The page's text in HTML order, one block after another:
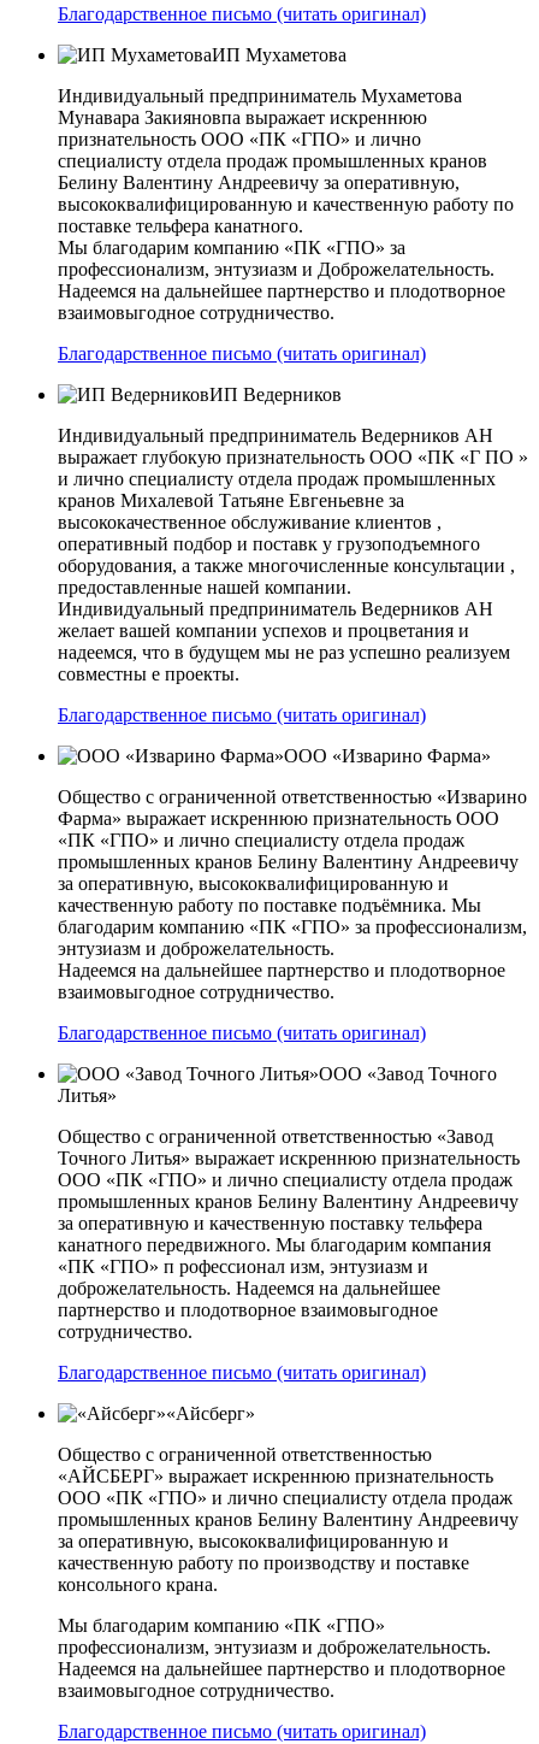
Благодарственное письмо (читать оригинал)
ИП Мухаметова
Индивидуальный предприниматель Мухаметова
Мунавара Закияновпа выражает искреннюю
признательность ООО «ПК «ГПО» и лично
специалисту отдела продаж промышленных кранов
Белину Валентину Андреевичу за оперативную,
высококвалифицированную и качественную работу по
поставке тельфера канатного.
Мы благодарим компанию «ПК «ГПО» за
профессионализм, энтузиазм и Доброжелательность.
Надеемся на дальнейшее партнерство и плодотворное
взаимовыгодное сотрудничество.
Благодарственное письмо (читать оригинал)
ИП Ведерников
Индивидуальный предприниматель Ведерников АН
выражает глубокую признательность ООО «ПК «Г ПО »
и лично специалисту отдела продаж промышленных
кранов Михалевой Татьяне Евгеньевне за
высококачественное обслуживание клиентов ,
оперативный подбор и поставк у грузоподъемного
оборудования, а также многочисленные консультации ,
предоставленные нашей компании.
Индивидуальный предприниматель Ведерников АН
желает вашей компании успехов и процветания и
надеемся, что в будущем мы не раз успешно реализуем
совместны е проекты.
Благодарственное письмо (читать оригинал)
ООО «Изварино Фарма»
Общество с ограниченной ответственностью «Изварино
Фарма» выражает искреннюю признательность ООО
«ПК «ГПО» и лично специалисту отдела продаж
промышленных кранов Белину Валентину Андреевичу
за оперативную, высококвалифицированную и
качественную работу по поставке подъёмника. Мы
благодарим компанию «ПК «ГПО» за профессионализм,
энтузиазм и доброжелательность.
Надеемся на дальнейшее партнерство и плодотворное
взаимовыгодное сотрудничество.
Благодарственное письмо (читать оригинал)
ООО «Завод Точного
Литья»
Общество с ограниченной ответственностью «Завод
Точного Литья» выражает искреннюю признательность
ООО «ПК «ГПО» и лично специалисту отдела продаж
промышленных кранов Белину Валентину Андреевичу
за оперативную и качественную поставку тельфера
канатного передвижного. Мы благодарим компания
«ПК «ГПО» п рофессионал изм, энтузиазм и
доброжелательность. Надеемся на дальнейшее
партнерство и плодотворное взаимовыгодное
сотрудничество.
Благодарственное письмо (читать оригинал)
«Айсберг»
Общество с ограниченной ответственностью
«АЙСБЕРГ» выражает искреннюю признательность
ООО «ПК «ГПО» и лично специалисту отдела продаж
промышленных кранов Белину Валентину Андреевичу
за оперативную, высококвалифицированную и
качественную работу по производству и поставке
консольного крана.
Мы благодарим компанию «ПК «ГПО»
профессионализм, энтузиазм и доброжелательность.
Надеемся на дальнейшее партнерство и плодотворное
взаимовыгодное сотрудничество.
Благодарственное письмо (читать оригинал)